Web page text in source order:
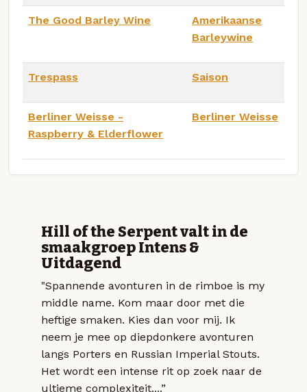
The Good Barley Wine
Amerikaanse
Barleywine
Trespass Saison
Berliner Weisse -
Raspberry & Elderflower
Berliner Weisse
Hill of the Serpent valt in de
smaakgroep Intens &
Uitdagend
"Spannende avonturen in de rimboe is my
middle name. Kom maar door met die
heftige smaken. Kies dan voor mij. Ik
neem je mee op diepdonkere avonturen
langs Porters en Russian Imperial Stouts.
Het wordt een intense rit op zoek naar de
ultieme complexiteit....”